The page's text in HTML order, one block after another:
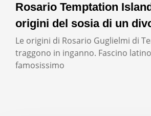
Rosario Temptation
origini del sosia di un
Le origini di Rosario Guglielmi di
traggono in inganno. Fascino
famosissimo